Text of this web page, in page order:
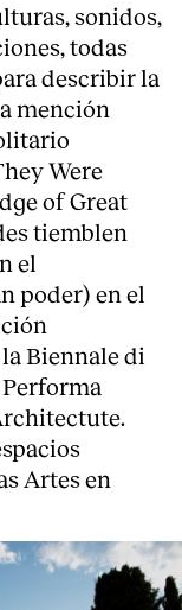
sonidos,
todas
describir la
mención
Were
of Great
tiemblen
el
poder) en el
Biennale di
Artes en